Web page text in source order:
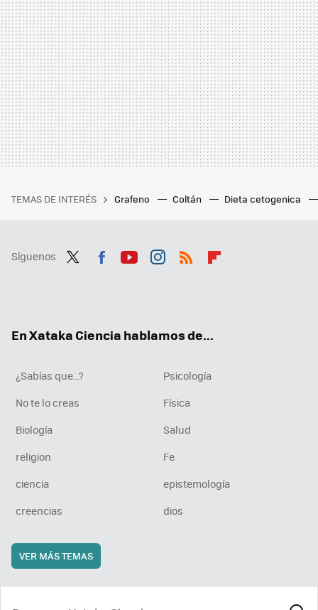
TEMAS DE INTERÉS Grafeno Coltán Dieta cetogenica
Síguenos
En Xataka Ciencia hablamos de...
¿Sabías que...?
Psicología
No te lo creas
Física
Biología
Salud
religion
Fe
ciencia
epistemología
creencias
dios
VER MÁS TEMAS